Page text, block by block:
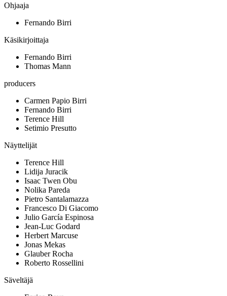
Ohjaaja
Fernando Birri
Käsikirjoittaja
Fernando Birri
Thomas Mann
producers
Carmen Papio Birri
Fernando Birri
Terence Hill
Setimio Presutto
Näyttelijät
Terence Hill
Lidija Juracik
Isaac Twen Obu
Nolika Pareda
Pietro Santalamazza
Francesco Di Giacomo
Julio García Espinosa
Jean-Luc Godard
Herbert Marcuse
Jonas Mekas
Glauber Rocha
Roberto Rossellini
Säveltäjä